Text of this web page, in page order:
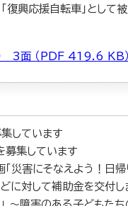
復興応援自転車」として
3面 （PDF 419.6 KB）
集しています
募集しています
災害にそなえよう！日帰
に対して補助金を交付し